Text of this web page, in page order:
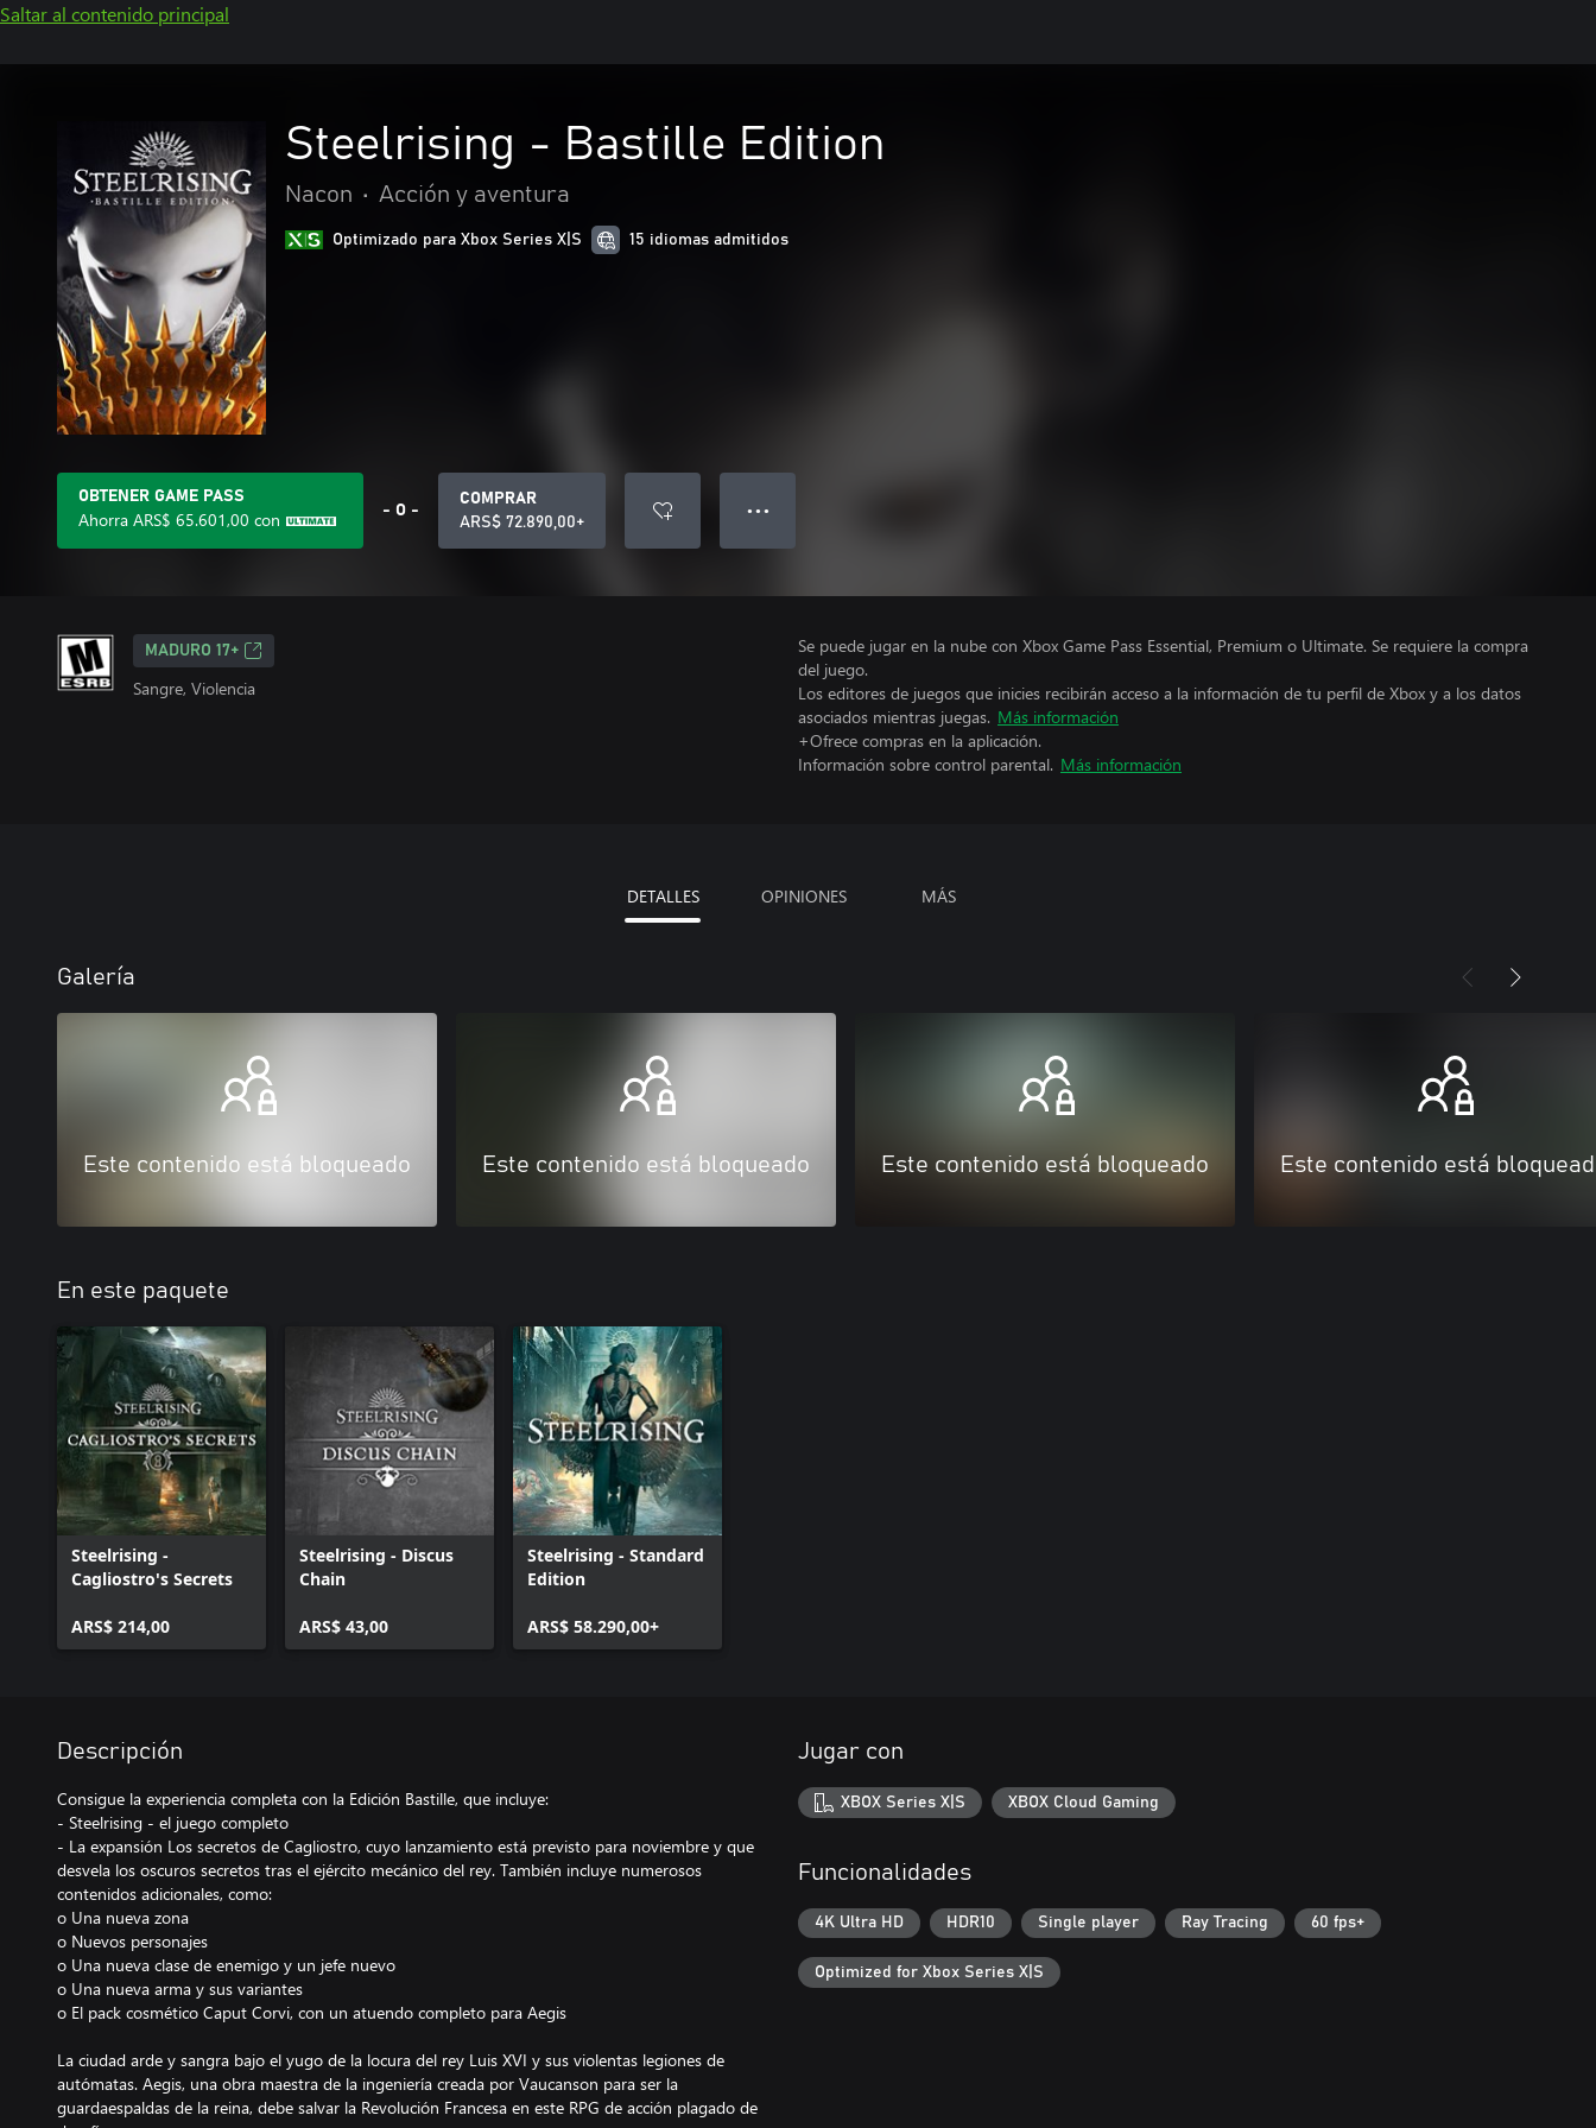
Saltar al contenido principal
Steelrising - Bastille Edition
Nacon • Acción y aventura
Optimizado para Xbox Series X|S 15 idiomas admitidos
OBTENER GAME PASS
Ahorra ARS$ 65.601,00 con - O -
COMPRAR
ARS$ 72.890,00+
● ● ●
MADURO 17+
Sangre, Violencia
Se puede jugar en la nube con Xbox Game Pass Essential, Premium o Ultimate. Se requiere la compra
del juego.
Los editores de juegos que inicies recibirán acceso a la información de tu perfil de Xbox y a los datos
asociados mientras juegas. Más información
+Ofrece compras en la aplicación.
Información sobre control parental. Más información
DETALLES OPINIONES MÁS
Galería
Este contenido está bloqueado Este contenido está bloqueado Este contenido está bloqueado Este contenido está
En este paquete
Steelrising -
Cagliostro's Secrets
ARS$ 214,00
Steelrising - Discus
Chain
ARS$ 43,00
Steelrising - Standard
Edition
ARS$ 58.290,00+
Descripción
Consigue la experiencia completa con la Edición Bastille, que incluye:
- Steelrising - el juego completo
- La expansión Los secretos de Cagliostro, cuyo lanzamiento está previsto para noviembre y que
desvela los oscuros secretos tras el ejército mecánico del rey. También incluye numerosos
contenidos adicionales, como:
o Una nueva zona
o Nuevos personajes
o Una nueva clase de enemigo y un jefe nuevo
o Una nueva arma y sus variantes
o El pack cosmético Caput Corvi, con un atuendo completo para Aegis
La ciudad arde y sangra bajo el yugo de la locura del rey Luis XVI y sus violentas legiones de
autómatas. Aegis, una obra maestra de la ingeniería creada por Vaucanson para ser la
guardaespaldas de la reina, debe salvar la Revolución Francesa en este RPG de acción plagado de
Jugar con
XBOX Series X|S XBOX Cloud Gaming
Funcionalidades
4K Ultra HD HDR10 Single player Ray Tracing 60 fps+
Optimized for Xbox Series X|S